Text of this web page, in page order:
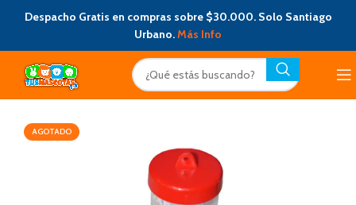
Despacho Gratis en compras sobre $30.000. Solo Santiago
Urbano.Más Info
AGOTADO